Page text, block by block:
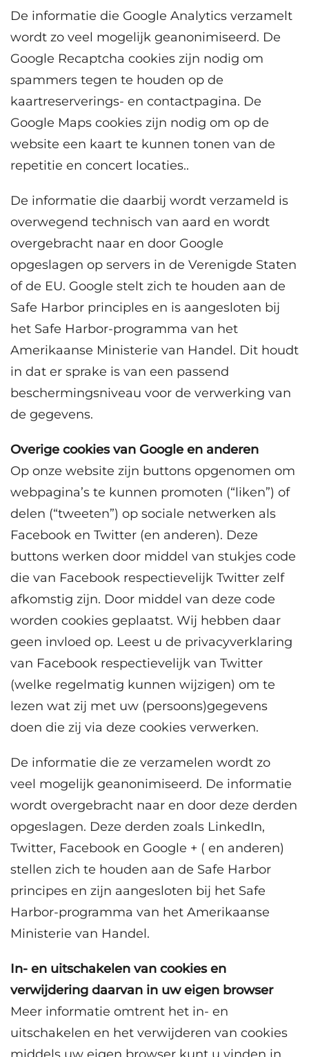
De informatie die Google Analytics verzamelt
wordt zo veel mogelijk geanonimiseerd. De
Google Recaptcha cookies zijn nodig om
spammers tegen te houden op de
kaartreserverings- en contactpagina. De
Google Maps cookies zijn nodig om op de
website een kaart te kunnen tonen van de
repetitie en concert locaties..
De informatie die daarbij wordt verzameld is
overwegend technisch van aard en wordt
overgebracht naar en door Google
opgeslagen op servers in de Verenigde Staten
of de EU. Google stelt zich te houden aan de
Safe Harbor principles en is aangesloten bij
het Safe Harbor-programma van het
Amerikaanse Ministerie van Handel. Dit houdt
in dat er sprake is van een passend
beschermingsniveau voor de verwerking van
de gegevens.
Overige cookies van Google en anderen
Op onze website zijn buttons opgenomen om
webpagina’s te kunnen promoten (“liken”) of
delen (“tweeten”) op sociale netwerken als
Facebook en Twitter (en anderen). Deze
buttons werken door middel van stukjes code
die van Facebook respectievelijk Twitter zelf
afkomstig zijn. Door middel van deze code
worden cookies geplaatst. Wij hebben daar
geen invloed op. Leest u de privacyverklaring
van Facebook respectievelijk van Twitter
(welke regelmatig kunnen wijzigen) om te
lezen wat zij met uw (persoons)gegevens
doen die zij via deze cookies verwerken.
De informatie die ze verzamelen wordt zo
veel mogelijk geanonimiseerd. De informatie
wordt overgebracht naar en door deze derden
opgeslagen. Deze derden zoals LinkedIn,
Twitter, Facebook en Google + ( en anderen)
stellen zich te houden aan de Safe Harbor
principes en zijn aangesloten bij het Safe
Harbor-programma van het Amerikaanse
Ministerie van Handel.
In- en uitschakelen van cookies en
verwijdering daarvan in uw eigen browser
Meer informatie omtrent het in- en
uitschakelen en het verwijderen van cookies